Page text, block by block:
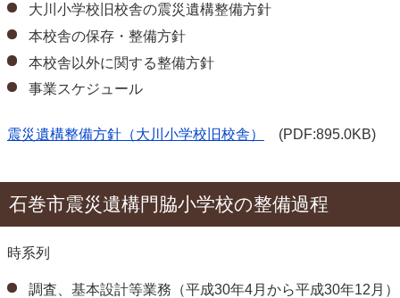
大川小学校旧校舎の震災遺構整備方針
本校舎の保存・整備方針
本校舎以外に関する整備方針
事業スケジュール
震災遺構整備方針（大川小学校旧校舎） (PDF:895.0KB)
石巻市震災遺構門脇小学校の整備過程
時系列
調査、基本設計等業務（平成30年4月から平成30年12月）